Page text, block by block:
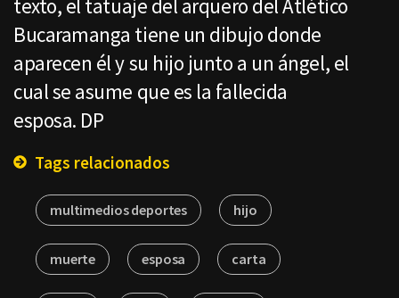
texto, el tatuaje del arquero del Atlético
Bucaramanga tiene un dibujo donde
aparecen él y su hijo junto a un ángel, el
cual se asume que es la fallecida
esposa. DP
Tags relacionados
multimedios deportes hijo
muerte esposa carta